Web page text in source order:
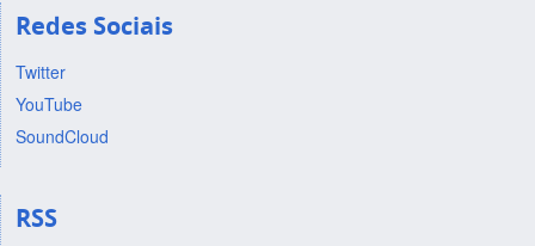
Redes Sociais
Twitter
YouTube
SoundCloud
RSS